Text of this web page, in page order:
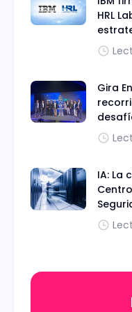
HRL
Gira
IA: La